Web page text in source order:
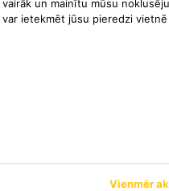
un mainītu mūsu
ietekmēt jūsu pieredzi
Vienmēr